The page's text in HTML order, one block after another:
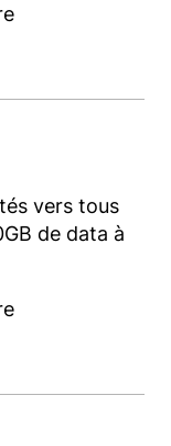
vers tous
de data à